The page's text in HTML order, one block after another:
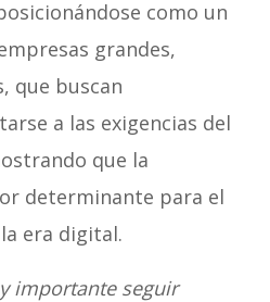
como un
grandes,
que buscan
a las exigencias del
que la
determinante para el
era digital.
importante seguir